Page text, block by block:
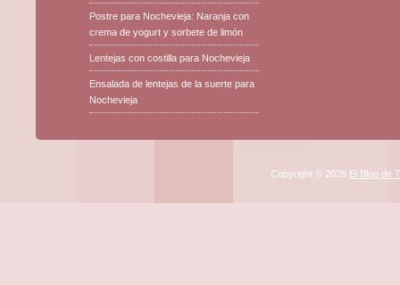
Postre para Nochevieja: Naranja con
crema de yogurt y sorbete de limón
Lentejas con costilla para Nochevieja
Ensalada de lentejas de la suerte para
Nochevieja
Copyright © 2026 El Blog de